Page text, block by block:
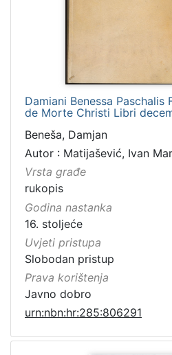
Damiani Benessa Paschalis
de Morte Christi Libri
Beneša, Damjan
Autor : Matijašević, Ivan
Vrsta građe
rukopis
Godina nastanka
16. stoljeće
Uvjeti pristupa
Slobodan pristup
Prava korištenja
Javno dobro
urn:nbn:hr:285:806291